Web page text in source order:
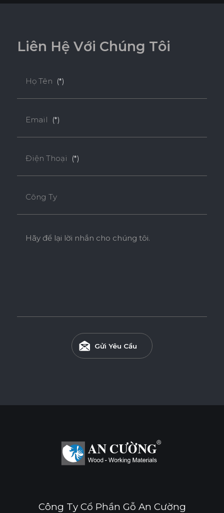
năng chống nước vượt trội và chống mối mọt hiệu quả, phù
hợp cho các khu vực ẩm ướt như nhà tắm, bếp và khu giặt.
CHỐNG MỐI MỌT CHỐNG TRẦY XƯỚC CAO
Liên Hệ Với Chúng Tôi
Họ Tên (*)
Email (*)
Điện Thoại (*)
Công Ty
Hãy để lại lời nhắn cho chúng tôi.
Gửi Yêu Cầu
Công Ty Cổ Phần Gỗ An Cường